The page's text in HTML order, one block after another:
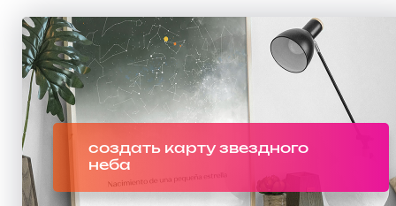
создать карту звездного
неба